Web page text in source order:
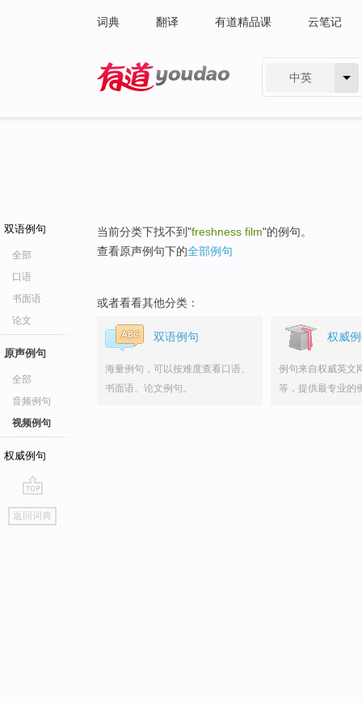
词典 翻译 有道精品课 云笔记
中英
双语例句
全部
口语
书面语
论文
原声例句
全部
音频例句
视频例句
权威例句
go
top
返回词典
当前分类下找不到"freshness film"的例句。
查看原声例句下的全部例句
或者看看其他分类：
双语例句
海量例句，可以按难度查看口语、
书面语、论文例句。
权威
例句来自权威英文
等，提供最专业的